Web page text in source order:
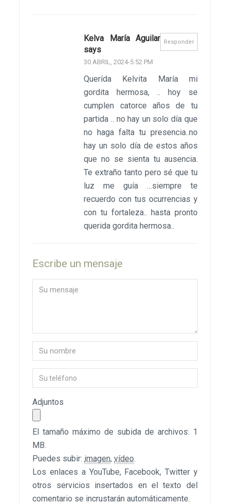
Responder
Kelva María Aguilar
says
30 ABRIL, 2024-5:52 PM
Querída Kelvita María mi
gordita hermosa, .. hoy se
cumplen catorce años de tu
partida .. no hay un solo día que
no haga falta tu presencia..no
hay un solo día de estos años
que no se sienta tu ausencia.
Te extraño tanto pero sé que tu
luz me guía …siempre te
recuerdo con tus ocurrencias y
con tu fortaleza.. hasta pronto
querida gordita hermosa..
Escribe un mensaje
Adjuntos
El tamaño máximo de subida de archivos: 1
MB.
Puedes subir: imagen,vídeo.
Los enlaces a YouTube, Facebook, Twitter y
otros servicios insertados en el texto del
comentario se incrustarán automáticamente.